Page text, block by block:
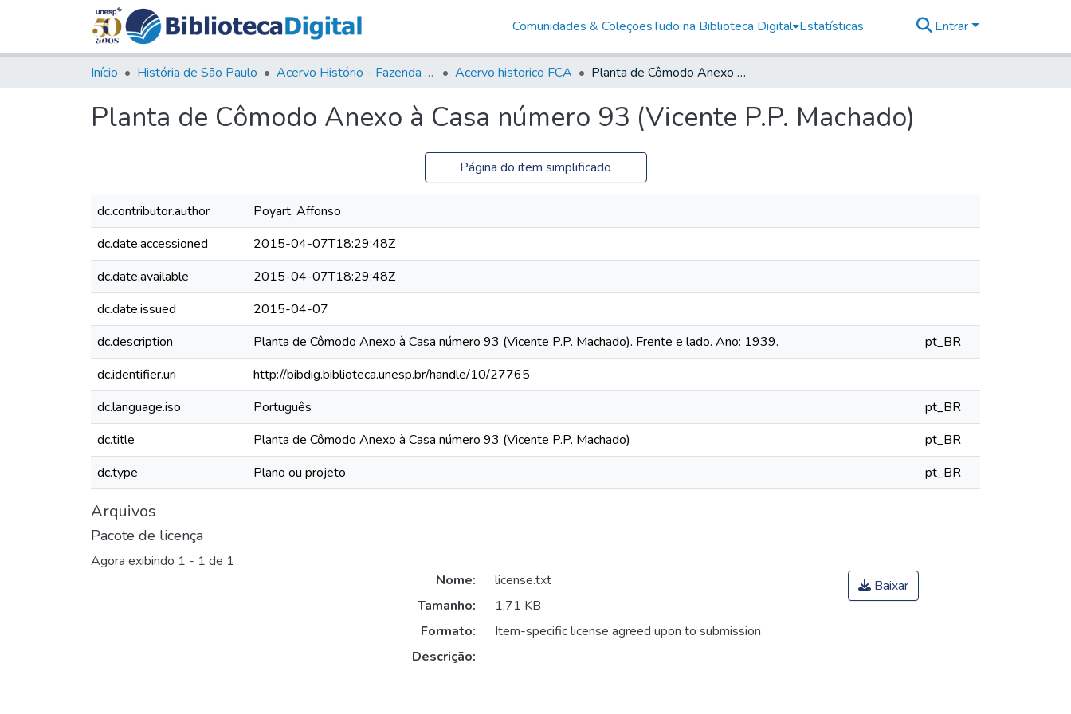
Comunidades & ColeçõesTudo na Biblioteca Digital Estatísticas Entrar
Início História de São Paulo Acervo Histório - Fazenda Lageado Acervo historico FCA Planta de Cômodo Anexo à Casa número 93 (Vicente P.P. Machado)
Planta de Cômodo Anexo à Casa número 93 (Vicente P.P. Machado)
Página do item simplificado
dc.contributor.author
Poyart, Affonso
dc.date.accessioned
2015-04-07T18:29:48Z
dc.date.available
2015-04-07T18:29:48Z
dc.date.issued
2015-04-07
dc.description
Planta de Cômodo Anexo à Casa número 93 (Vicente P.P. Machado). Frente e lado. Ano: 1939.
pt_BR
dc.identifier.uri
http://bibdig.biblioteca.unesp.br/handle/10/27765
dc.language.iso
Português
pt_BR
dc.title
Planta de Cômodo Anexo à Casa número 93 (Vicente P.P. Machado)
pt_BR
dc.type
Plano ou projeto pt_BR
Arquivos
Pacote de licença
Agora exibindo 1 - 1 de 1
Nome:
license.txt
Tamanho:
1,71 KB
Formato:
Item-specific license agreed upon to submission
Descrição:
Baixar